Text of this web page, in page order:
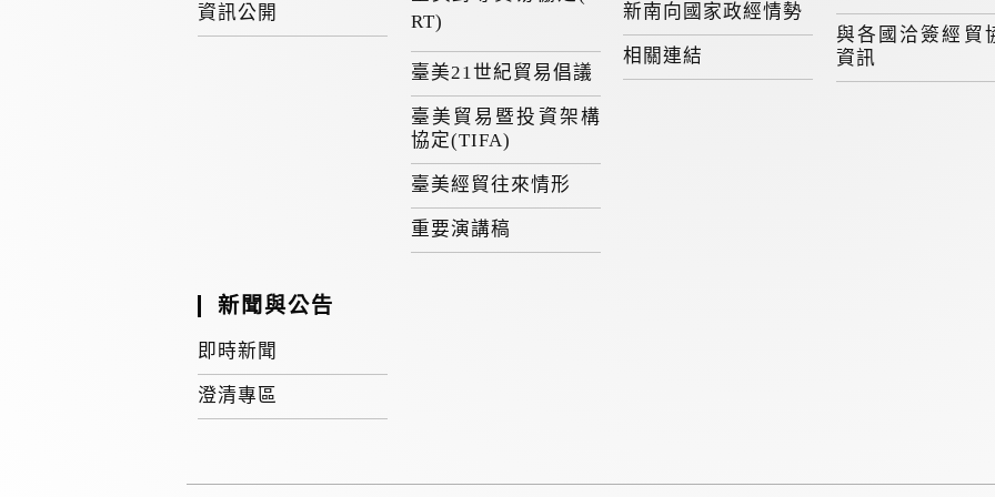
資訊公開
RT)
臺美21世紀貿易倡議
臺美貿易暨投資架構
協定(TIFA)
臺美經貿往來情形
重要演講稿
新南向國家政經情勢
相關連結
與各國洽簽經貿
資訊
新聞與公告
即時新聞
澄清專區